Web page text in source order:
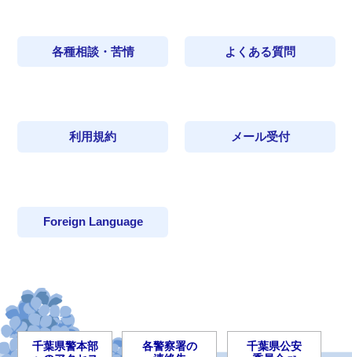
各種相談・苦情 よくある質問
利用規約 メール受付
Foreign Language
千葉県警本部
各警察署の
千葉県公安